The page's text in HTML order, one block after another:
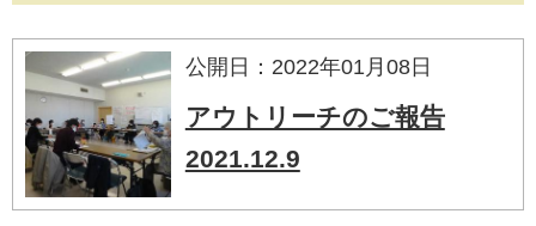
公開日：2022年01月08日
アウトリーチのご報告
2021.12.9